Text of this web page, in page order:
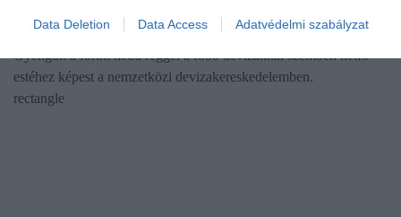
Data Deletion Data Access Adatvédelmi szabályzat
Gyengült a forint kedd reggel a főbb devizákkal szemben hétfő
estéhez képest a nemzetközi devizakereskedelemben.
rectangle